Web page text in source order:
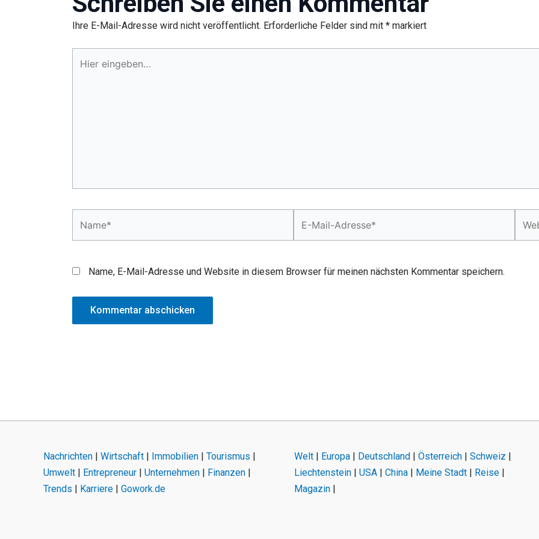
Ihre E-Mail-Adresse wird nicht veröffentlicht. Erforderliche Felder sind mit * markiert
eingeben…
Name, E-Mail-Adresse und Website in diesem Browser für meinen nächsten Kommentar speichern.
Nachrichten | Wirtschaft | Immobilien | Tourismus |
Umwelt | Entrepreneur | Unternehmen | Finanzen |
Trends | Karriere | Gowork.de
Welt| Europa| Deutschland| Österreich| Schweiz |
Liechtenstein| USA| China| Meine Stadt| Reise|
Magazin|